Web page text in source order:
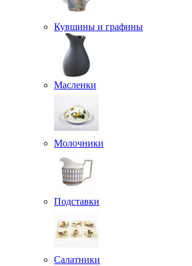
Кувшины и графины
Масленки
Молочники
Подставки
Салатники